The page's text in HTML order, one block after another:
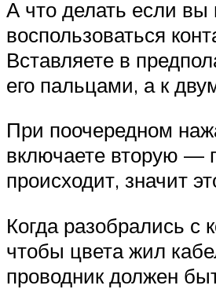
А что делать если вы
воспользоваться
Вставляете в
его пальцами, а к
При поочередном
включаете вторую —
происходит, значит
Когда разобрались с
чтобы цвета жил
проводник должен